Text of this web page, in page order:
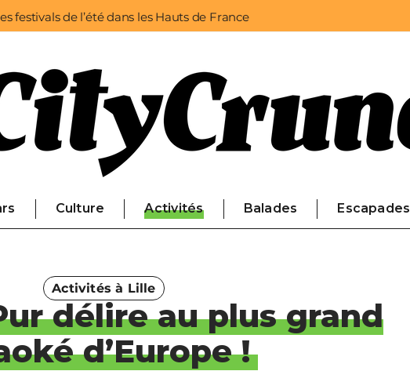
festivals de l’été dans les Hauts de France
Culture Activités Balades Escapades
Activités à Lille
délire au plus grand
d’Europe !